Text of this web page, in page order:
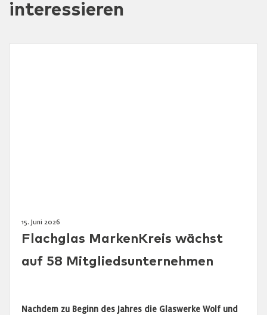
interessieren
15. Juni 2026
Flachglas MarkenKreis wächst
auf 58 Mitgliedsunternehmen
Nachdem zu Beginn des Jahres die Glaswerke Wolf und